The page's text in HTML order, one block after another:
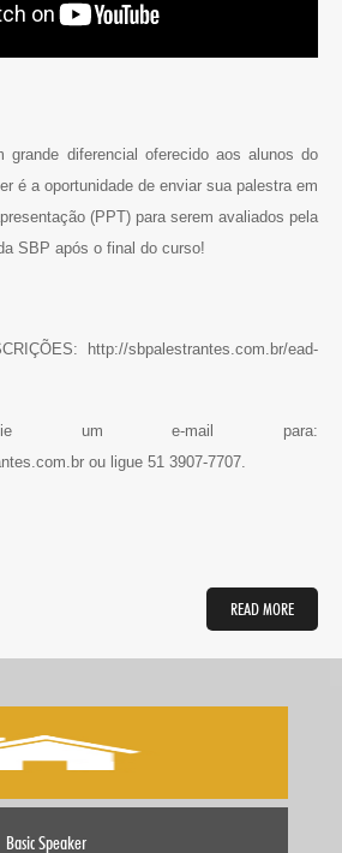
grande diferencial oferecido aos alunos do
é a oportunidade de enviar sua palestra em
(PPT) para serem avaliados pela
SBP após o final do curso!
http://sbpalestrantes.com.br/ead-
um e-mail para:
ou ligue 51 3907-7707.
READ MORE
Basic Speaker